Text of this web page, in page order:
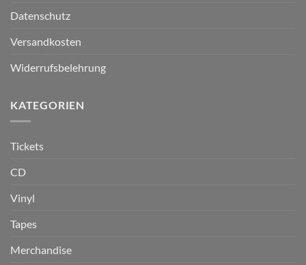
Datenschutz
Versandkosten
Widerrufsbelehrung
KATEGORIEN
Tickets
CD
Vinyl
Tapes
Merchandise